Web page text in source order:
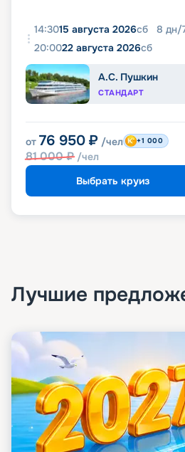
14:3015 августа 2026сб 8 дн/
20:0022 августа 2026сб
А.С. Пушкин
СТАНДАРТ
от 76 950 ₽ /чел
81 000₽ /чел
+1 000
Выбрать круиз
Лучшие